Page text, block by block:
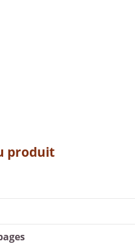
produit